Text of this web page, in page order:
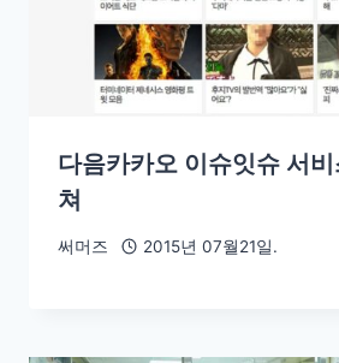
다음카카오 이슈잇슈 서
쳐
써머즈 2015년 07월21일.